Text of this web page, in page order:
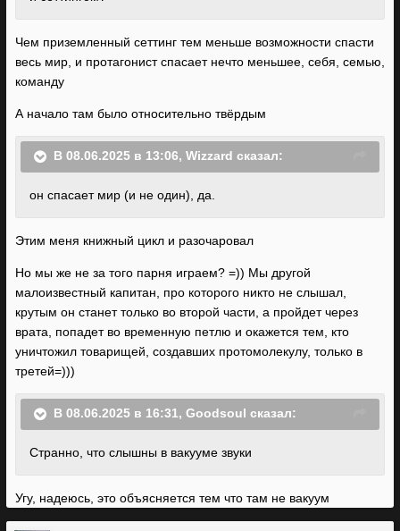
Чем приземленный сеттинг тем меньше возможности спасти
весь мир, и протагонист спасает нечто меньшее, себя, семью,
команду
А начало там было относительно твёрдым
В 08.06.2025 в 13:06, Wizzard сказал:
он спасает мир (и не один) , да.
Этим меня книжный цикл и разочаровал
Но мы же не за того парня играем? =)) Мы другой
малоизвестный капитан, про которого никто не слышал,
крутым он станет только во второй части, а пройдет через
врата, попадет во временную петлю и окажется тем, кто
уничтожил товарищей, создавших протомолекулу, только в
третей=)))
В 08.06.2025 в 16:31, Goodsoul сказал:
Странно, что слышны в вакууме звуки
Угу, надеюсь, это объясняется тем что там не вакуум